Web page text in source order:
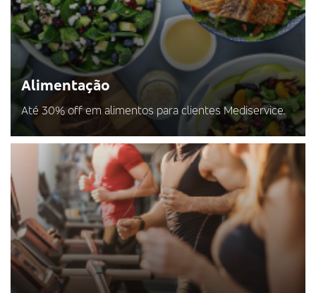
Alimentação
Até 30% off em alimentos para clientes Mediservice.